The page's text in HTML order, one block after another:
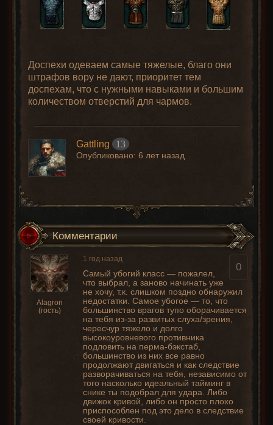
Доспехи одеваем самые тяжелые, благо они
штрафов вору не дают, приоритет тем
доспехам, что с нужными навыками и большим
количеством отверстий для чармов.
Gattling 13
Опубликовано: 6 лет назад
Комментарии
Alagron
(гость)
0
1 год назад
Самый убогий класc — пожалел,
что выбрал, а заново начинать уже
не хочу, т.к. слишком поздно обнаружил
недостатки. Самое убогое — то, что
большинство врагов тупо оборачивается
на тебя из-за развитых слуха/зрения,
чересчур тяжело и долго
высокоуровневого противника
подловить на перма-бэкстаб,
большинство из них все равно
продолжают двигаться и как следствие
разворачиваться на тебя, независимо от
того насколько идеальный тайминг в
снике ты подобрал для удара. Либо
движок кривой, либо он просто плохо
приспособлен под это дело в следствие
своей кривости.